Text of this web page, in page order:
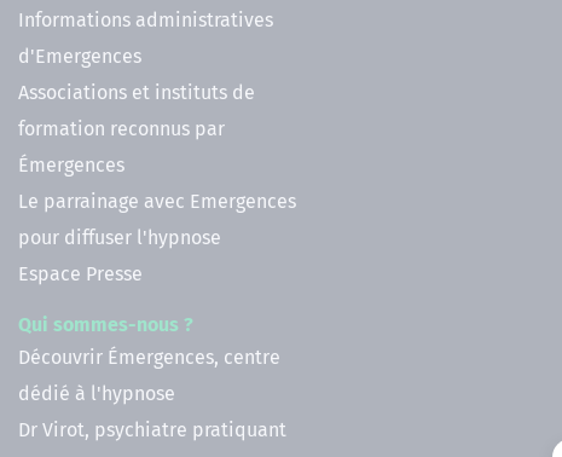
Informations administratives
d'Emergences
Associations et instituts de
formation reconnus par
Émergences
Le parrainage avec Emergences
pour diffuser l'hypnose
Espace Presse
Qui sommes-nous ?
Découvrir Émergences, centre
dédié à l'hypnose
Dr Virot, psychiatre pratiquant